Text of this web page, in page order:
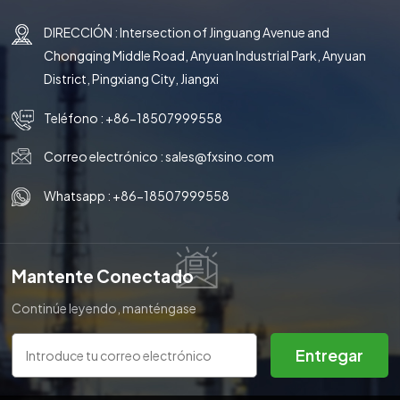
DIRECCIÓN : Intersection of Jinguang Avenue and
Chongqing Middle Road, Anyuan Industrial Park, Anyuan
District, Pingxiang City, Jiangxi
Teléfono : +86-18507999558
Correo electrónico :sales@fxsino.com
Whatsapp : +86-18507999558
Mantente Conectado
Continúe leyendo, manténgase
informado, suscríbase y le
invitamos a que nos cuente lo
que piensa.
Entregar